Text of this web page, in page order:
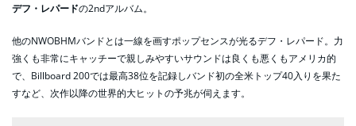
デフ・レパードの2ndアルバム。
他のNWOBHMバンドとは一線を画すポップセンスが光るデフ・レパード。力
強くも非常にキャッチーで親しみやすいサウンドは良くも悪くもアメリカ的
で、Billboard 200では最高38位を記録しバンド初の全米トップ40入りを果た
すなど、次作以降の世界的大ヒットの予兆が伺えます。